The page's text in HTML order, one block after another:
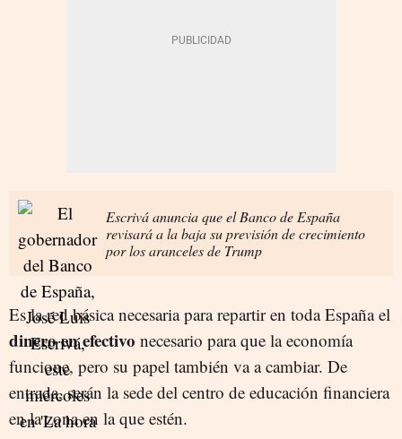
Escrivá anuncia que el Banco de España
revisará a la baja su previsión de crecimiento
por los aranceles de Trump
Es la red básica necesaria para repartir en toda España el
dinero en efectivo necesario para que la economía
funcione, pero su papel también va a cambiar. De
entrada, serán la sede del centro de educación financiera
en la zona en la que estén.